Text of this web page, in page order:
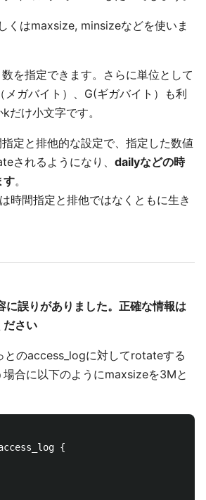
くはmaxsize, minsizeなどを使いま
を指定できます。さらに単位として
ガバイト）、G(ギガバイト）も利
だけ小文字です。
定と排他的な設定で、指定した数値
されるようになり、 dailyなどの時
す。
時間指定と排他ではなくともに生き
に誤りがありました。正確な情報は
ださい
とのaccess_logに対してrotateする
場合に以下のようにmaxsizeを3Mと
{